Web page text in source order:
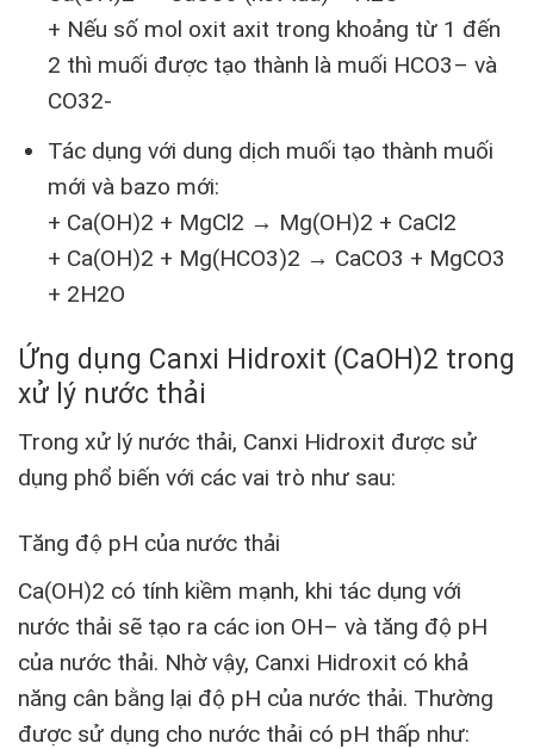
+ Nếu số mol oxit axit trong khoảng từ 1 đến
2 thì muối được tạo thành là muối HCO3– và
CO32-
Tác dụng với dung dịch muối tạo thành muối
mới và bazo mới:
+ Ca(OH)2 + MgCl2 → Mg(OH)2 + CaCl2
+ Ca(OH)2 + Mg(HCO3)2 → CaCO3 + MgCO3
+ 2H2O
Ứng dụng Canxi Hidroxit (CaOH)2 trong
xử lý nước thải
Trong xử lý nước thải, Canxi Hidroxit được sử
dụng phổ biến với các vai trò như sau:
Tăng độ pH của nước thải
Ca(OH)2 có tính kiềm mạnh, khi tác dụng với
nước thải sẽ tạo ra các ion OH– và tăng độ pH
của nước thải. Nhờ vậy, Canxi Hidroxit có khả
năng cân bằng lại độ pH của nước thải. Thường
được sử dụng cho nước thải có pH thấp như: